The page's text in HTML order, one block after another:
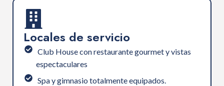
Locales de servicio
⁠ Club House con restaurante gourmet y vistas
espectaculares
⁠ ⁠Spa y gimnasio totalmente equipados.